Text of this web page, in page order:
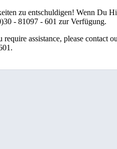
zu entschuldigen! Wenn Du
- 81097 - 601 zur Verfügung.
assistance, please contact